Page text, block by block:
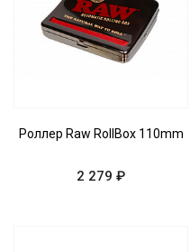
Роллер Raw RollBox 110mm
2 279 ₽